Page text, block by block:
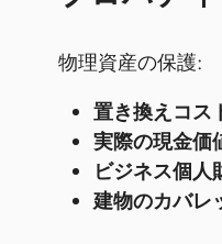
物理資産の保護:
置き換えコス
実際の現金価
ビジネス個人
建物のカバレ